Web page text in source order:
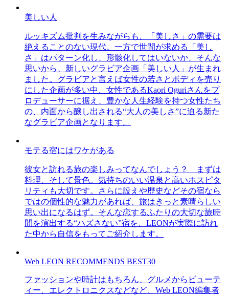
美しい人
ルッキズム批判を生みながらも、「美しさ」の需要は
絶えることのない現代。一方で世間が求める「美し
さ」はパターン化し、形骸化してはいないか、そんな
思いから、新しいグラビア企画「美しい人」が生まれ
ました。グラビアと言えば女性の若さとボディを売り
にした企画が多い中、女性であるKaori Oguriさんをプ
ロデューサーに据え、豊かな人生経験を持つ女性たち
の、内面から醸し出される“大人の美しさ”に迫る新た
なグラビア企画となります。
モテる宿にはワケがある
彼女と訪れる旅の楽しみってなんでしょう？ まずは
料理、そして景色。気持ちのいい温泉と高いホスピタ
リティも大切です。さらに設えや歴史などその宿なら
ではの個性的な魅力があれば、旅はきっと素晴らしい
思い出になるはず。そんな恋するふたりの大切な旅時
間を演出する“ハズさない”宿を、LEONが実際に訪れ
た中から自信をもってご紹介します。
Web LEON RECOMMENDS BEST30
ファッションや時計はもちろん、グルメからビューテ
ィー、エレクトロニクスなどなど、Web LEON編集者